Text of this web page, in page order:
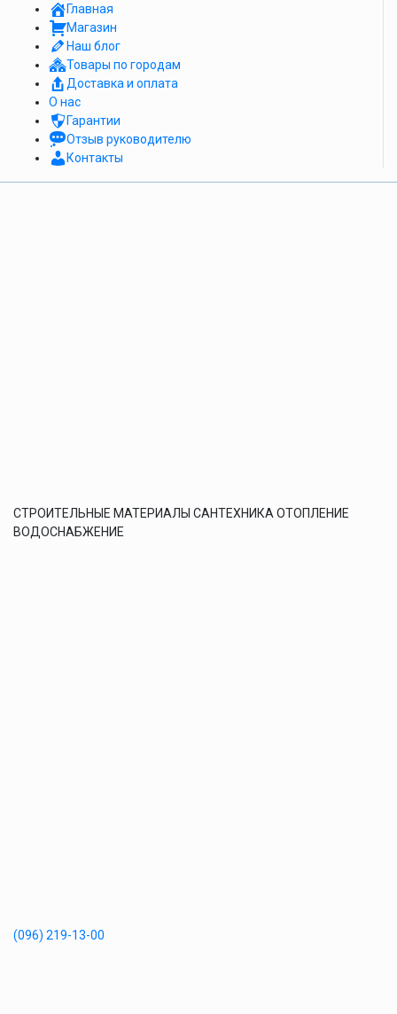
Главная
Магазин
Наш блог
Товары по городам
Доставка и оплата
О нас
Гарантии
Отзыв руководителю
Контакты
СТРОИТЕЛЬНЫЕ МАТЕРИАЛЫ САНТЕХНИКА ОТОПЛЕНИЕ
ВОДОСНАБЖЕНИЕ
(096) 219-13-00